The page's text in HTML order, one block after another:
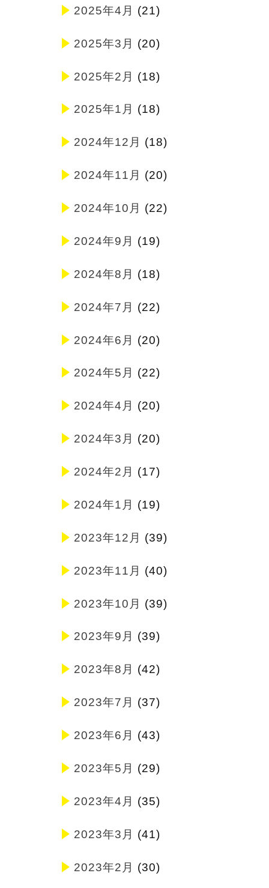
2025年4月 (21)
2025年3月 (20)
2025年2月 (18)
2025年1月 (18)
2024年12月 (18)
2024年11月 (20)
2024年10月 (22)
2024年9月 (19)
2024年8月 (18)
2024年7月 (22)
2024年6月 (20)
2024年5月 (22)
2024年4月 (20)
2024年3月 (20)
2024年2月 (17)
2024年1月 (19)
2023年12月 (39)
2023年11月 (40)
2023年10月 (39)
2023年9月 (39)
2023年8月 (42)
2023年7月 (37)
2023年6月 (43)
2023年5月 (29)
2023年4月 (35)
2023年3月 (41)
2023年2月 (30)